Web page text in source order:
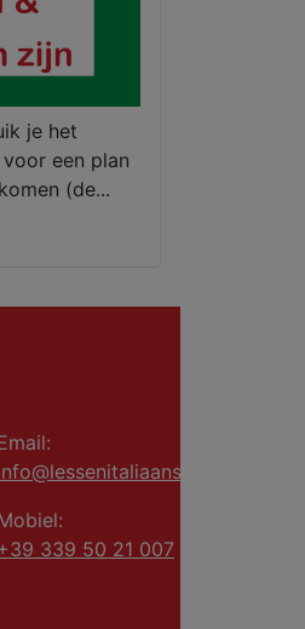
je het
een plan
(de...
339 50 21 007